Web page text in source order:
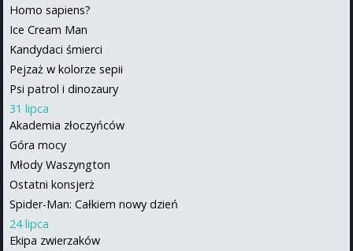
Homo sapiens?
Ice Cream Man
Kandydaci śmierci
Pejzaż w kolorze sepii
Psi patrol i dinozaury
31 lipca
Akademia złoczyńców
Góra mocy
Młody Waszyngton
Ostatni konsjerż
Spider-Man: Całkiem nowy dzień
24 lipca
Ekipa zwierzaków